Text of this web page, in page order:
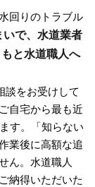
回りのトラブル
いで、水道業者
と水道職人へ
談をお受けして
自宅から最も近
す。「知らない
業後に高額な追
ん。水道職人
納得いただいた